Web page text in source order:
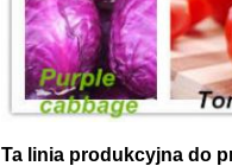
Ta linia produkcyjna do